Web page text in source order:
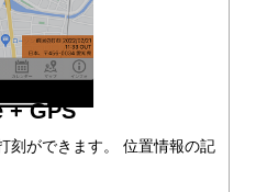
+ GPS
刻ができます。 位置情報の記